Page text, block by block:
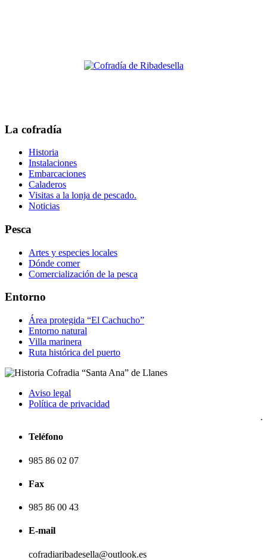
La cofradía
Historia
Instalaciones
Embarcaciones
Caladeros
Visitas a la lonja de pescado.
Noticias
Pesca
Artes y especies locales
Dónde comer
Comercialización de la pesca
Entorno
Área protegida “El Cachucho”
Entorno natural
Villa marinera
Ruta histórica del puerto
Aviso legal
Política de privacidad
Teléfono
985 86 02 07
Fax
985 86 00 43
E-mail
cofradiaribadesella@outlook.es